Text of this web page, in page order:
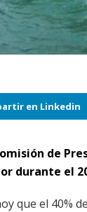
en Linkedin
de
durante el
que el 40%